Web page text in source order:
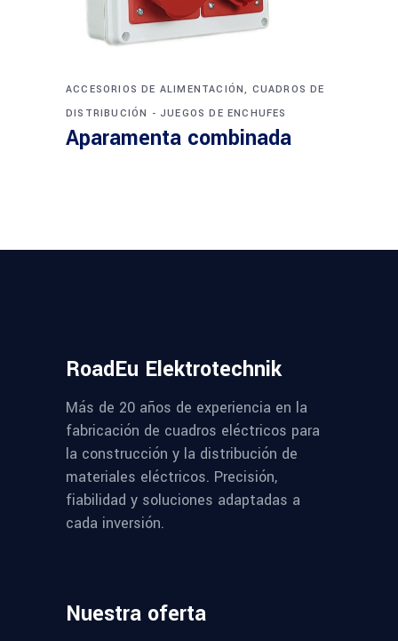
Aparamenta combinada
ACCESORIOS DE ALIMENTACIÓN, CUADROS DE
DISTRIBUCIÓN - JUEGOS DE ENCHUFES
RoadEu Elektrotechnik
Más de 20 años de experiencia en la
fabricación de cuadros eléctricos para
la construcción y la distribución de
materiales eléctricos. Precisión,
fiabilidad y soluciones adaptadas a
cada inversión.
Nuestra oferta